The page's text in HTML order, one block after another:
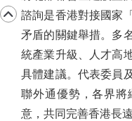
諮詢是香港對接國家
矛盾的關鍵舉措。多
統產業升級、人才高
具體建議。代表委員
聯外通優勢，各界將
意，共同完善香港長